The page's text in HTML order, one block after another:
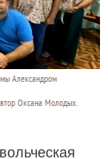
Александром
Оксана Молодых.